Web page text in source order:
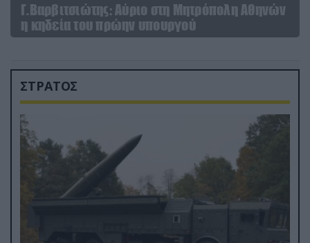
Γ.Βαρβιτσιώτης: Aύριο στη Μητρόπολη Αθηνών
η κηδεία του πρώην υπουργού
ΣΤΡΑΤΟΣ